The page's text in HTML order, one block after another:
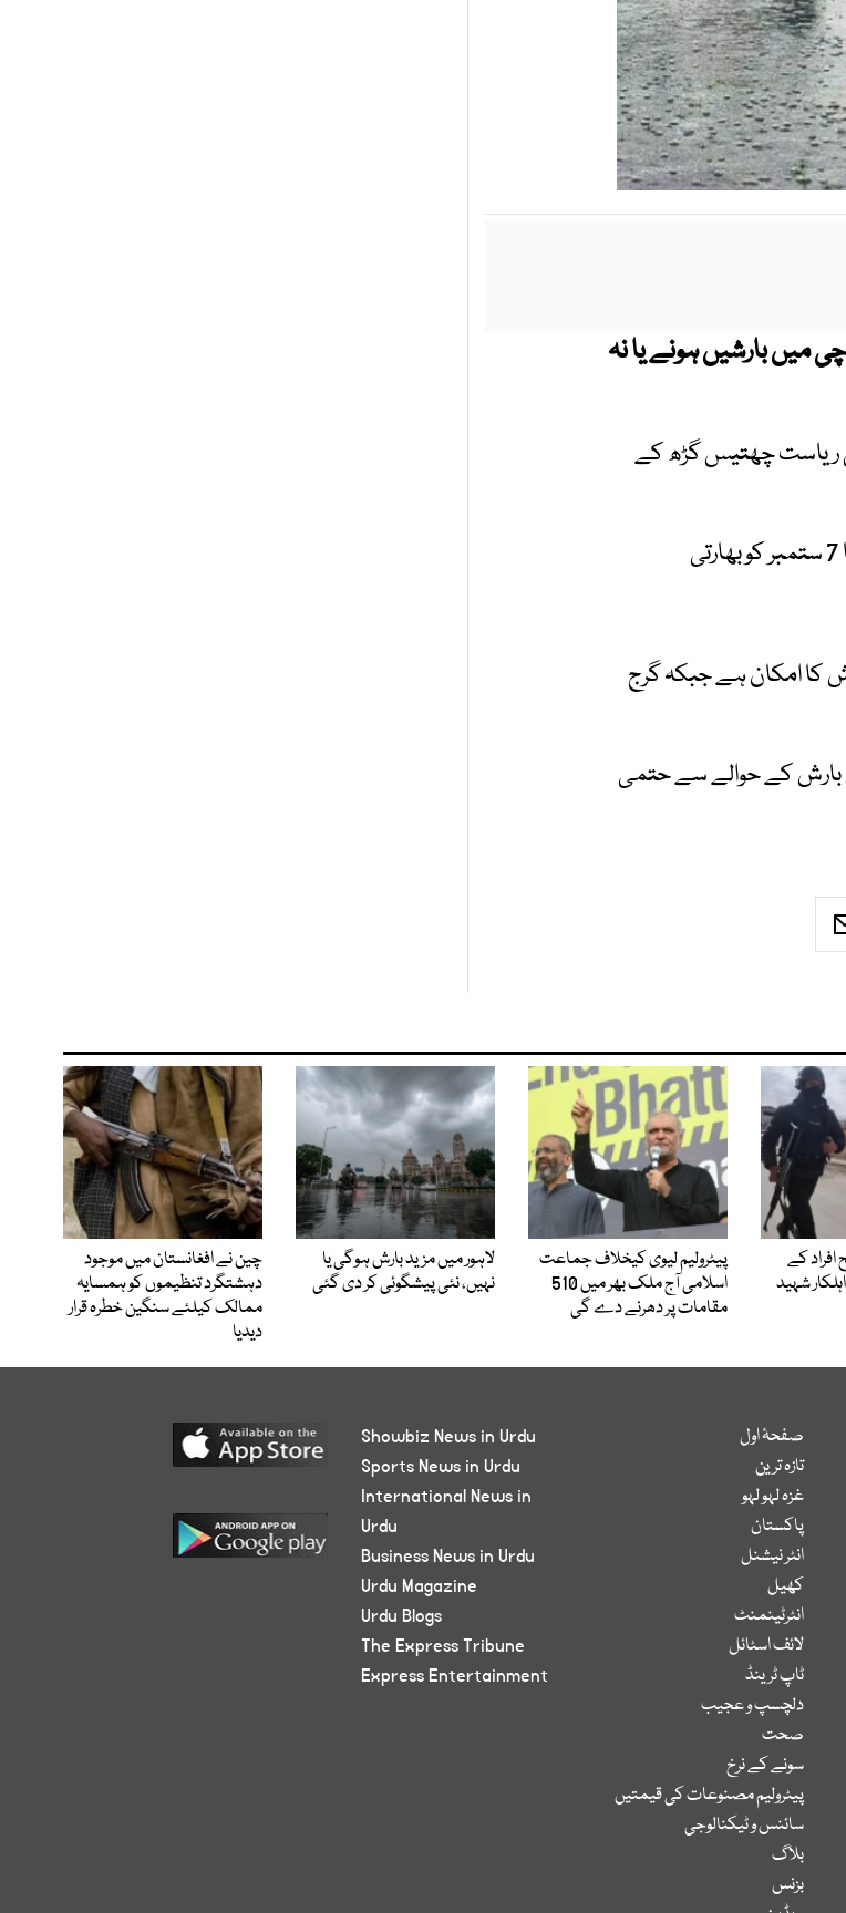
بارشیں ہونے یا نہ
ریاست چھتیس گڑھ کے
حالیہ سسٹم مغرب اور شمال مغرب کی جانب حرکت کر رہا ہے جو 6 یا 7 ستمبر کو بھارتی
سندھ میں 7 ستمبر سے بارش کا امکان ہے جبکہ گرج
بارش کے حوالے سے حتمی
افراد کے
شہید
پیٹرولیم لیوی کیخلاف جماعت
اسلامی آج ملک بھر میں 510
مقامات پر دھرنے دے گی
لاہور میں مزید بارش ہوگی یا
نہیں، نئی پیشگوئی کر دی گئی
چین نے افغانستان میں موجود
دہشتگرد تنظیموں کو ہمسایہ
ممالک کیلئے سنگین خطرہ قرار
دیدیا
صفحۂ اول
تازہ ترین
غزہ لہو لہو
پاکستان
انٹر نیشنل
کھیل
انٹرٹینمنٹ
لائف اسٹائل
ٹاپ ٹرینڈ
دلچسپ و عجیب
صحت
سونے کے نرخ
پیٹرولیم مصنوعات کی قیمتیں
سائنس و ٹیکنالوجی
بلاگ
بزنس
Showbiz News in Urdu
Sports News in Urdu
International News in
Urdu
Business News in Urdu
Urdu Magazine
Urdu Blogs
The Express Tribune
Express Entertainment